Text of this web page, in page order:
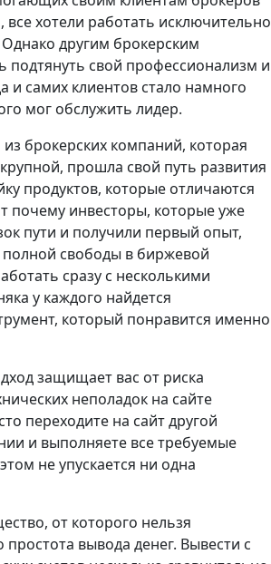
хотели работать исключительно
другим брокерским
подтянуть свой профессионализм и
и самих клиентов стало намного
мог обслужить лидер.
брокерских компаний, которая
прошла свой путь развития
продуктов, которые отличаются
почему инвесторы, которые уже
пути и получили первый опыт,
свободы в биржевой
сразу с несколькими
у каждого найдется
который понравится именно
защищает вас от риска
неполадок на сайте
переходите на сайт другой
и выполняете все требуемые
не упускается ни одна
от которого нельзя
вывода денег. Вывести с